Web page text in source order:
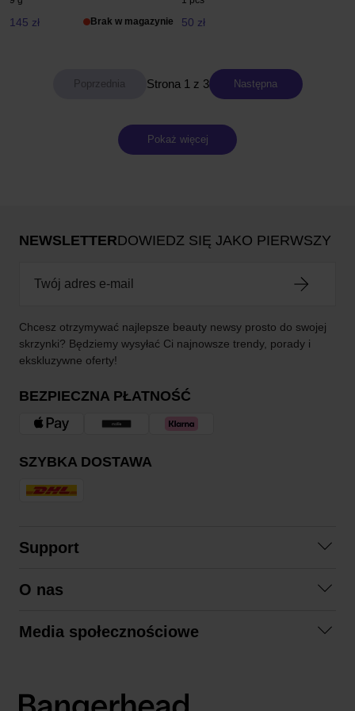
145 zł Brak w magazynie 50 zł
Strona 1 z 3 Następna
Pokaż więcej
NEWSLETTERDOWIEDZ SIĘ JAKO PIERWSZY
Chcesz otrzymywać najlepsze beauty newsy prosto do swojej
skrzynki? Będziemy wysyłać Ci najnowsze trendy, porady i
ekskluzywne oferty!
BEZPIECZNA PŁATNOŚĆ
SZYBKA DOSTAWA
Support
Regulamin zakupów
O nas
Zrównoważony rozwój
Media społecznościowe
LinkedIn